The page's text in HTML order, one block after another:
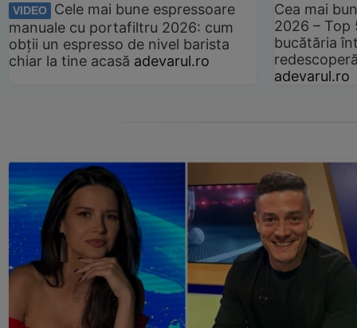
VIDEO
Cele mai bune espressoare
manuale cu portafiltru 2026: cum
obții un espresso de nivel barista
chiar la tine acasă adevarul.ro
Cea mai
2026 –
bucătăria
adevarul.ro